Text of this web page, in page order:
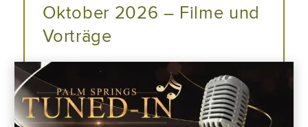
Oktober 2026 – Filme und
Vorträge